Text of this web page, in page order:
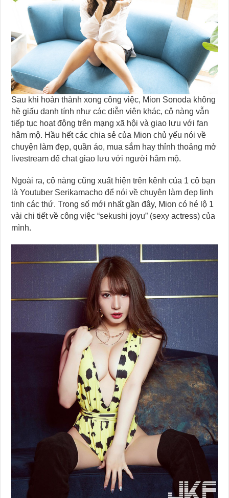
Sau khi hoàn thành xong công việc, Mion Sonoda không
hề giấu danh tính như các diễn viên khác, cô nàng vẫn
tiếp tục hoạt động trên mạng xã hội và giao lưu với fan
hâm mộ. Hầu hết các chia sẻ của Mion chủ yếu nói về
chuyện làm đẹp, quần áo, mua sắm hay thỉnh thoảng mở
livestream để chat giao lưu với người hâm mộ.
Ngoài ra, cô nàng cũng xuất hiện trên kênh của 1 cô bạn
là Youtuber Serikamacho để nói về chuyện làm đẹp linh
tinh các thứ. Trong số mới nhất gần đây, Mion có hé lộ 1
vài chi tiết về công việc “sekushi joyu” (sexy actress) của
mình.